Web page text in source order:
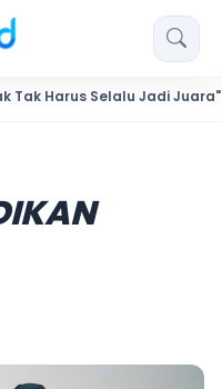
Selalu Jadi Juara"